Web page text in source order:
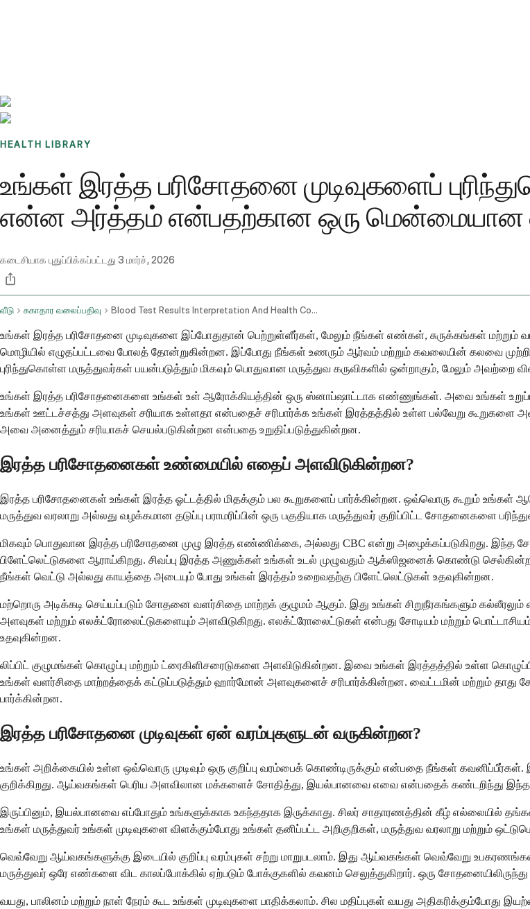
HEALTH LIBRARY
உங்கள் இரத்த பரிசோதனை முடிவுகளைப்
என்ன அர்த்தம் என்பதற்கான ஒரு மென்மையான
கடைசியாக புதுப்பிக்கப்பட்டது 3 மார்ச், 2026
வீடு சுகாதார வலைப்பதிவு Blood Test Results Interpretation And Health Concerns
உங்கள் இரத்த பரிசோதனை முடிவுகளை இப்போதுதான் பெற்றுள்ளீர்கள், மேலும் நீங்கள் எண்கள், சுருக்கங்கள் மற்றும்
மொழியில் எழுதப்பட்டவை போலத் தோன்றுகின்றன. இப்போது நீங்கள் உணரும் ஆர்வம் மற்றும் கவலையின் கலவை
புரிந்துகொள்ள மருத்துவர்கள் பயன்படுத்தும் மிகவும் பொதுவான மருத்துவ கருவிகளில் ஒன்றாகும், மேலும்
உங்கள் இரத்த பரிசோதனைகளை உங்கள் உள் ஆரோக்கியத்தின் ஒரு ஸ்னாப்ஷாட்டாக எண்ணுங்கள். அவை உங்கள்
உங்கள் ஊட்டச்சத்து அளவுகள் சரியாக உள்ளதா என்பதைச் சரிபார்க்க உங்கள் இரத்தத்தில் உள்ள பல்வேறு கூறுகளை
அவை அனைத்தும் சரியாகச் செயல்படுகின்றன என்பதை உறுதிப்படுத்துகின்றன.
இரத்த பரிசோதனைகள் உண்மையில் எதைப் அளவிடுகின்றன?
இரத்த பரிசோதனைகள் உங்கள் இரத்த ஓட்டத்தில் மிதக்கும் பல கூறுகளைப் பார்க்கின்றன. ஒவ்வொரு கூறும் உங்கள்
மருத்துவ வரலாறு அல்லது வழக்கமான தடுப்பு பராமரிப்பின் ஒரு பகுதியாக மருத்துவர் குறிப்பிட்ட சோதனைகளை
மிகவும் பொதுவான இரத்த பரிசோதனை முழு இரத்த எண்ணிக்கை, அல்லது CBC என்று அழைக்கப்படுகிறது.
பிளேட்லெட்டுகளை ஆராய்கிறது. சிவப்பு இரத்த அணுக்கள் உங்கள் உடல் முழுவதும் ஆக்ஸிஜனைக் கொண்டு
நீங்கள் வெட்டு அல்லது காயத்தை அடையும் போது உங்கள் இரத்தம் உறைவதற்கு பிளேட்லெட்டுகள் உதவுகின்றன.
மற்றொரு அடிக்கடி செய்யப்படும் சோதனை வளர்சிதை மாற்றக் குழுமம் ஆகும். இது உங்கள் சிறுநீரகங்களும்
அளவுகள் மற்றும் எலக்ட்ரோலைட்டுகளையும் அளவிடுகிறது. எலக்ட்ரோலைட்டுகள் என்பது சோடியம் மற்றும்
உதவுகின்றன.
லிப்பிட் குழுமங்கள் கொழுப்பு மற்றும் ட்ரைகிளிசரைடுகளை அளவிடுகின்றன. இவை உங்கள் இரத்தத்தில் உள்ள
உங்கள் வளர்சிதை மாற்றத்தைக் கட்டுப்படுத்தும் ஹார்மோன் அளவுகளைச் சரிபார்க்கின்றன. வைட்டமின் மற்றும் தாது
பார்க்கின்றன.
இரத்த பரிசோதனை முடிவுகள் ஏன் வரம்புகளுடன் வருகின்றன?
உங்கள் அறிக்கையில் உள்ள ஒவ்வொரு முடிவும் ஒரு குறிப்பு வரம்பைக் கொண்டிருக்கும் என்பதை நீங்கள்
குறிக்கிறது. ஆய்வகங்கள் பெரிய அளவிலான மக்களைச் சோதித்து, இயல்பானவை எவை என்பதைக் கண்டறிந்து இந்த
இருப்பினும், இயல்பானவை எப்போதும் உங்களுக்காக உகந்ததாக இருக்காது. சிலர் சாதாரணத்தின் கீழ் எல்லையில்
உங்கள் மருத்துவர் உங்கள் முடிவுகளை விளக்கும்போது உங்கள் தனிப்பட்ட அறிகுறிகள், மருத்துவ வரலாறு மற்றும்
வெவ்வேறு ஆய்வகங்களுக்கு இடையில் குறிப்பு வரம்புகள் சற்று மாறுபடலாம். இது ஆய்வகங்கள் வெவ்வேறு
மருத்துவர் ஒரே எண்களை விட காலப்போக்கில் ஏற்படும் போக்குகளில் கவனம் செலுத்துகிறார். ஒரு
வயது, பாலினம் மற்றும் நாள் நேரம் கூட உங்கள் முடிவுகளை பாதிக்கலாம். சில மதிப்புகள் வயது